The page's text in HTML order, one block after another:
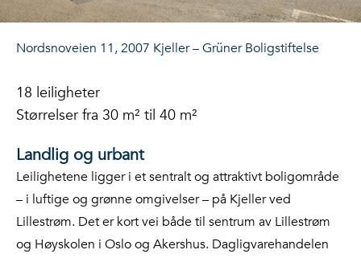
Nordsnoveien 11, 2007 Kjeller – Grüner Boligstiftelse
18 leiligheter
Størrelser fra 30 m² til 40 m²
Landlig og urbant
Leilighetene ligger i et sentralt og attraktivt boligområde
– i luftige og grønne omgivelser – på Kjeller ved
Lillestrøm. Det er kort vei både til sentrum av Lillestrøm
og Høyskolen i Oslo og Akershus. Dagligvarehandelen